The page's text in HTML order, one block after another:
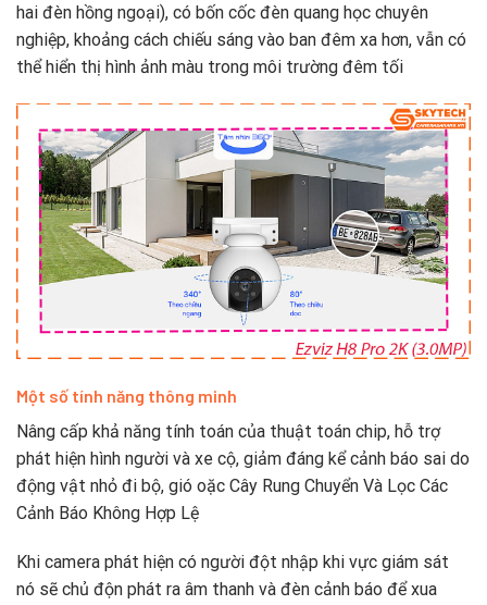
hai đèn hồng ngoại), có bốn cốc đèn quang học chuyên
nghiệp, khoảng cách chiếu sáng vào ban đêm xa hơn, vẫn có
thể hiển thị hình ảnh màu trong môi trường đêm tối
Một số tính năng thông minh
Nâng cấp khả năng tính toán của thuật toán chip, hỗ trợ
phát hiện hình người và xe cộ, giảm đáng kể cảnh báo sai do
động vật nhỏ đi bộ, gió oặc Cây Rung Chuyển Và Lọc Các
Cảnh Báo Không Hợp Lệ
Khi camera phát hiện có người đột nhập khi vực giám sát
nó sẽ chủ độn phát ra âm thanh và đèn cảnh báo để xua